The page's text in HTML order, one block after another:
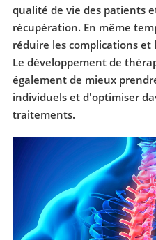
qualité de vie des patients
récupération. En même
réduire les complications et
Le développement de
également de mieux
individuels et d'optimiser
traitements.